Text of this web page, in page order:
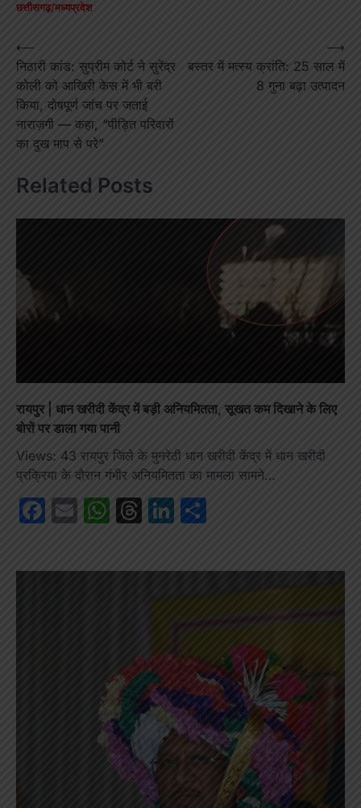
छत्तीसगढ़/मध्यप्रदेश
Post
navigation
⟵
निठारी कांड: सुप्रीम कोर्ट ने सुरेंद्र
कोली को आखिरी केस में भी बरी
किया, दोषपूर्ण जांच पर जताई
नाराज़गी — कहा, “पीड़ित परिवारों
का दुख माप से परे”
बस्तर में मत्स्य क्रांति: 25 साल में
8 गुना बढ़ा उत्पादन
⟶
Related Posts
रायपुर | धान खरीदी केंद्र में बड़ी अनियमितता, सूखत कम दिखाने के लिए
बोरों पर डाला गया पानी
Views: 43 रायपुर जिले के मुनरेठी धान खरीदी केंद्र में धान खरीदी
प्रक्रिया के दौरान गंभीर अनियमितता का मामला सामने…
Facebook
EmailWhatsApp
Threads
LinkedIn